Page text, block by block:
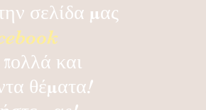
σελίδα μας
και
θέματα!